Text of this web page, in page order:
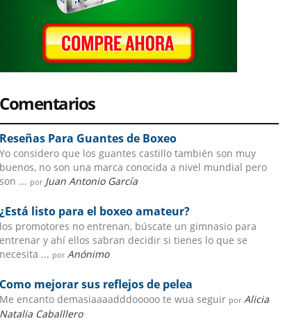
Comentarios
Reseñas Para Guantes de Boxeo
Yo considero que los guantes castillo también son muy
buenos, no son una marca conocida a nivel mundial pero
son ... por Juan Antonio García
¿Está listo para el boxeo amateur?
los promotores no entrenan, búscate un gimnasio para
entrenar y ahí ellos sabran decidir si tienes lo que se
necesita ... por Anónimo
Como mejorar sus reflejos de pelea
Me encanto demasiaaaadddooooo te wua seguir por Alicia
Natalia Caballlero